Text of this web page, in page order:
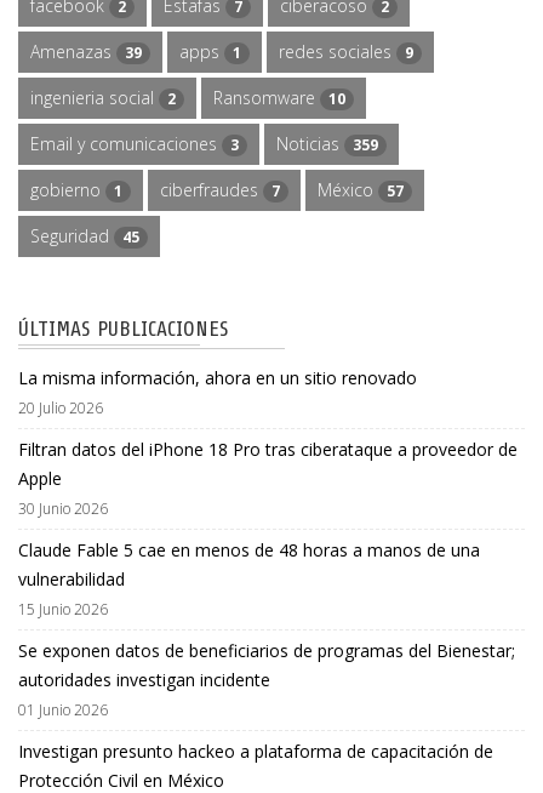
facebook 2 Estafas 7 ciberacoso 2
Amenazas 39 apps 1 redes sociales 9
ingenieria social 2 Ransomware 10
Email y comunicaciones 3 Noticias 359
gobierno 1 ciberfraudes 7 México 57
Seguridad 45
ÚLTIMAS PUBLICACIONES
La misma información, ahora en un sitio renovado
20 Julio 2026
Filtran datos del iPhone 18 Pro tras ciberataque a proveedor de
Apple
30 Junio 2026
Claude Fable 5 cae en menos de 48 horas a manos de una
vulnerabilidad
15 Junio 2026
Se exponen datos de beneficiarios de programas del Bienestar;
autoridades investigan incidente
01 Junio 2026
Investigan presunto hackeo a plataforma de capacitación de
Protección Civil en México